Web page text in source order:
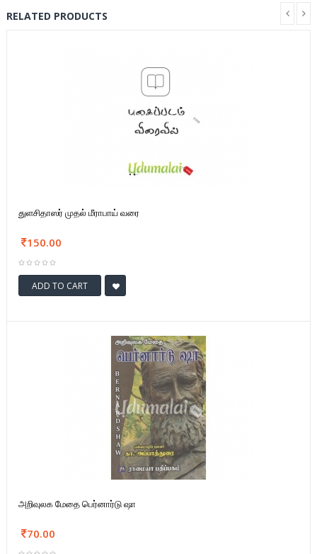
RELATED PRODUCTS
துளசிதாஸர் முதல் மீராபாய் வரை
150.00
ADD TO CART
அறிவுலக மேதை பெர்னார்டு ஷா
70.00